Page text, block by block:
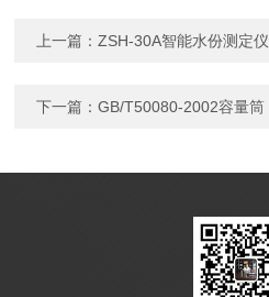
上一篇：ZSH-30A智能水份测定仪
下一篇：GB/T50080-2002容量筒